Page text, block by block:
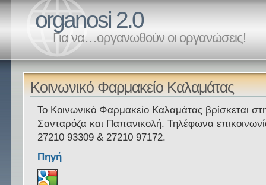
organosi 2.0
Για να…οργανωθούν οι οργανώσεις!
Κοινωνικό Φαρμακείο Καλαμάτας
Το Κοινωνικό Φαρμακείο Καλαμάτας βρίσκεται
Σανταρόζα και Παπανικολή. Τηλέφωνα
27210 93309 & 27210 97172.
Πηγή